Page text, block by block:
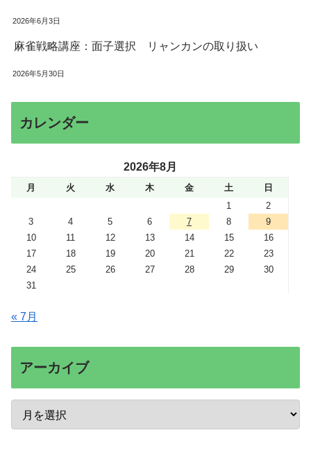
2026年6月3日
麻雀戦略講座：面子選択 リャンカンの取り扱い
2026年5月30日
カレンダー
2026年8月
月 火 水 木 金 土
日
1
2
3
4 5 6 7 8
9
10
11 12 13 14 15
16
17
18 19 20 21 22
23
24
25 26 27 28 29
30
31
« 7月
アーカイブ